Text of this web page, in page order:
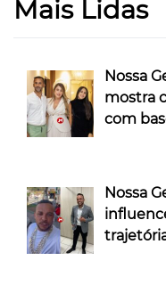
Mais Lidas
Nossa
mostra
com
Nossa